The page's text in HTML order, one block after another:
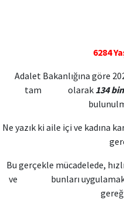
6284
Adalet Bakanlığına göre
tam olarak 134
Ne yazık ki aile içi ve
Bu gerçekle mücadelede,
ve bunları uygulamak